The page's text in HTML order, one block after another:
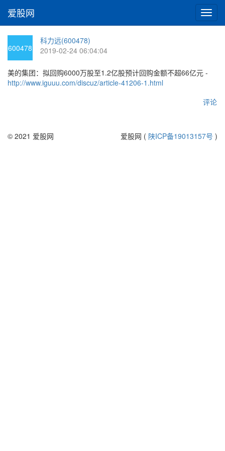
切
换
爱股网
600478
科力远(600478)
2019-02-24 06:04:04
美的集团：拟回购6000万股至1.2亿股预计回购金额不超66亿元 -
http://www.iguuu.com/discuz/article-41206-1.html
评论
© 2021 爱股网 爱股网 ( 陕ICP备19013157号 )